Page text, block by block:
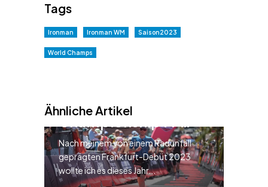
Tags
Ironman Ironman WM Saison2023
World Champs
Ähnliche Artikel
Ironman European
Championship Fr …
Nach meinem von einem Radunfall
geprägten Frankfurt-Debüt 2023
wollte ich es dieses Jahr...